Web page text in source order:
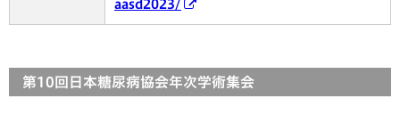
aasd2023/
第10回日本糖尿病協会年次学術集会